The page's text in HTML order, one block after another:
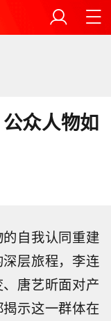
众人物如
自我认同重建
层旅程，李连
唐艺昕面对产
示这一群体在